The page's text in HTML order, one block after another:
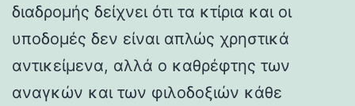
διαδρομής δείχνει ότι τα κτίρια και οι
υποδομές δεν είναι απλώς χρηστικά
αντικείμενα, αλλά ο καθρέφτης των
αναγκών και των φιλοδοξιών κάθε